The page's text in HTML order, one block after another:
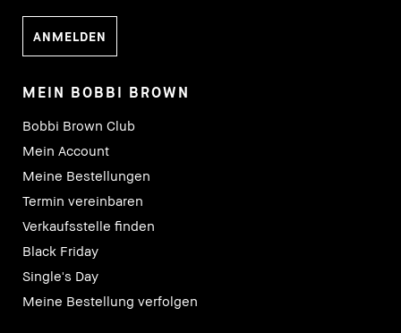
MEIN BOBBI BROWN
Bobbi Brown Club
Mein Account
Meine Bestellungen
Termin vereinbaren
Verkaufsstelle finden
Black Friday
Single's Day
Meine Bestellung verfolgen